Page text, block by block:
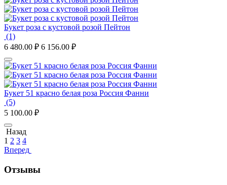
Букет роза с кустовой розой Пейтон
(1)
6 480.00 ₽ 6 156.00 ₽
Букет 51 красно белая роза Россия Фанни
(5)
5 100.00 ₽
Назад
1 2 3 4
Вперед
Отзывы